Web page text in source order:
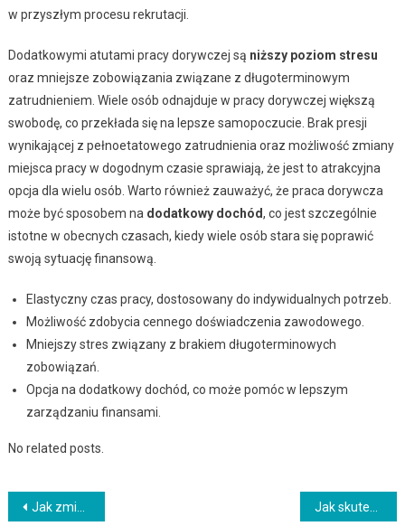
w przyszłym procesu rekrutacji.
Dodatkowymi atutami pracy dorywczej są niższy poziom stresu
oraz mniejsze zobowiązania związane z długoterminowym
zatrudnieniem. Wiele osób odnajduje w pracy dorywczej większą
swobodę, co przekłada się na lepsze samopoczucie. Brak presji
wynikającej z pełnoetatowego zatrudnienia oraz możliwość zmiany
miejsca pracy w dogodnym czasie sprawiają, że jest to atrakcyjna
opcja dla wielu osób. Warto również zauważyć, że praca dorywcza
może być sposobem na dodatkowy dochód, co jest szczególnie
istotne w obecnych czasach, kiedy wiele osób stara się poprawić
swoją sytuację finansową.
Elastyczny czas pracy, dostosowany do indywidualnych potrzeb.
Możliwość zdobycia cennego doświadczenia zawodowego.
Mniejszy stres związany z brakiem długoterminowych
zobowiązań.
Opcja na dodatkowy dochód, co może pomóc w lepszym
zarządzaniu finansami.
No related posts.
Nawigacja
Jak zminimalizować koszty operacyjne w firmie?